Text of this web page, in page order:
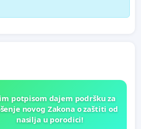
potpisom dajem podršku za
novog Zakona o zaštiti od
nasilja u porodici!